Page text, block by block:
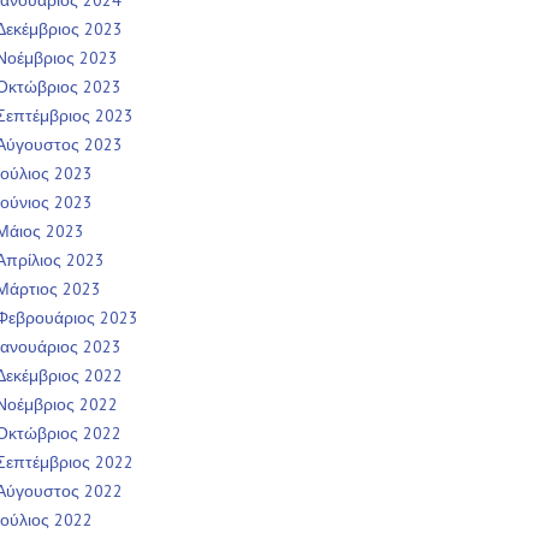
2023
2023
2023
2023
2023
2023
2023
2023
2023
2023
2023
2023
2022
2022
2022
2022
2022
2022